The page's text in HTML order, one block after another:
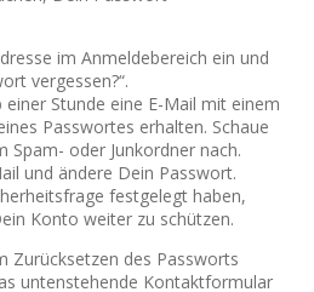
im Anmeldebereich ein und
vergessen?“.
Stunde eine E-Mail mit einem
Passwortes erhalten. Schaue
Spam- oder Junkordner nach.
und ändere Dein Passwort.
festgelegt haben,
Konto weiter zu schützen.
Zurücksetzen des Passworts
untenstehende Kontaktformular